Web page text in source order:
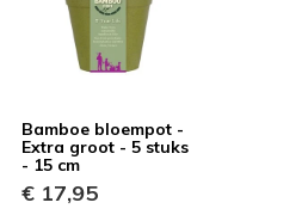
Bamboe bloempot -
Extra groot - 5 stuks
- 15 cm
€ 17,95